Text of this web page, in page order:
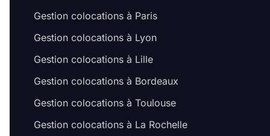
Gestion colocations à Paris
Gestion colocations à Lyon
Gestion colocations à Lille
Gestion colocations à Bordeaux
Gestion colocations à Toulouse
Gestion colocations à La Rochelle